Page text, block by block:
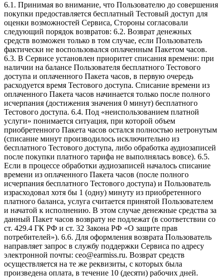
6.1. Принимая во внимание, что Пользователю до совершения
покупки предоставляется бесплатный Тестовый доступ для
оценки возможностей Сервиса, Стороны согласовали
следующий порядок возвратов: 6.2. Возврат денежных
средств возможен только в том случае, если Пользователь
фактически не воспользовался оплаченным Пакетом часов.
6.3. В Сервисе установлен приоритет списания времени: при
наличии на балансе Пользователя бесплатного Тестового
доступа и оплаченного Пакета часов, в первую очередь
расходуется время Тестового доступа. Списание времени из
оплаченного Пакета часов начинается только после полного
исчерпания (достижения значения 0 минут) бесплатного
Тестового доступа. 6.4. Под «неиспользованием платной
услуги» понимается ситуация, при которой объем
приобретенного Пакета часов остался полностью нетронутым
(списание минут производилось исключительно из
бесплатного Тестового доступа, либо обработка аудиозаписей
после покупки платного тарифа не выполнялась вовсе). 6.5.
Если в процессе обработки аудиозаписей началось списание
времени из оплаченного Пакета часов (после полного
исчерпания бесплатного Тестового доступа) и Пользователь
израсходовал хотя бы 1 (одну) минуту из приобретенного
платного баланса, услуга считается принятой Пользователем
и начатой к исполнению. В этом случае денежные средства за
данный Пакет часов возврату не подлежат (в соответствии со
ст. 429.4 ГК РФ и ст. 32 Закона РФ «О защите прав
потребителей»). 6.6. Для оформления возврата Пользователь
направляет запрос в службу поддержки Сервиса по адресу
электронной почты: ceo@earmiss.ru. Возврат средств
осуществляется на те же реквизиты, с которых была
произведена оплата, в течение 10 (десяти) рабочих дней.